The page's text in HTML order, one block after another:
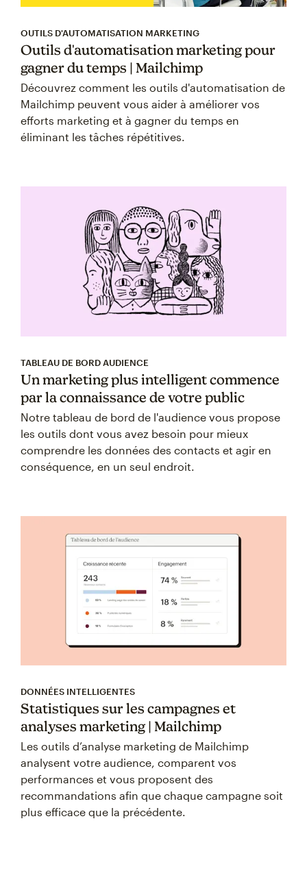
OUTILS D'AUTOMATISATION MARKETING
Outils d'automatisation marketing pour
gagner du temps | Mailchimp
Découvrez comment les outils d'automatisation de
Mailchimp peuvent vous aider à améliorer vos
efforts marketing et à gagner du temps en
éliminant les tâches répétitives.
TABLEAU DE BORD AUDIENCE
Un marketing plus intelligent commence
par la connaissance de votre public
Notre tableau de bord de l'audience vous propose
les outils dont vous avez besoin pour mieux
comprendre les données des contacts et agir en
conséquence, en un seul endroit.
DONNÉES INTELLIGENTES
Statistiques sur les campagnes et
analyses marketing | Mailchimp
Les outils d’analyse marketing de Mailchimp
analysent votre audience, comparent vos
performances et vous proposent des
recommandations afin que chaque campagne soit
plus efficace que la précédente.